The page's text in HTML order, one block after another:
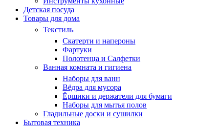
Детская посуда
Товары для дома
Текстиль
Скатерти и напероны
Фартуки
Полотенца и Салфетки
Ванная комната и гигиена
Наборы для ванн
Вёдра для мусора
Ёршики и держатели для бумаги
Наборы для мытья полов
Гладильные доски и сушилки
Бытовая техника